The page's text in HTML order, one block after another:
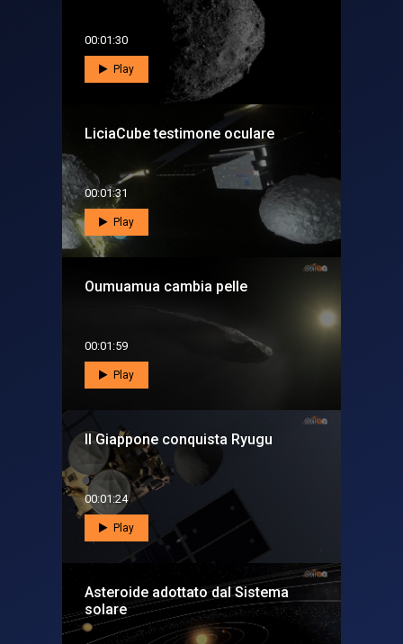
00:01:30
Play
LiciaCube testimone oculare
00:01:31
Play
Oumuamua cambia pelle
00:01:59
Play
Il Giappone conquista Ryugu
00:01:24
Play
Asteroide adottato dal Sistema
solare